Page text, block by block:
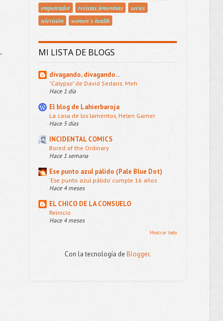
empotrador
revistas femeninas
series
televisión
women´s health
MI LISTA DE BLOGS
divagando, divagando...
"Calypso" de David Sedaris: Meh
Hace 1 día
El blog de Lahierbaroja
La casa de los lamentos, Helen Garner
Hace 5 días
INCIDENTAL COMICS
Bored of the Ordinary
Hace 1 semana
Ese punto azul pálido (Pale Blue Dot)
'Ese punto azul pálido' cumple 16 años
Hace 4 meses
EL CHICO DE LA CONSUELO
Reinicio
Hace 4 meses
Mostrar todo
Con la tecnología de Blogger.